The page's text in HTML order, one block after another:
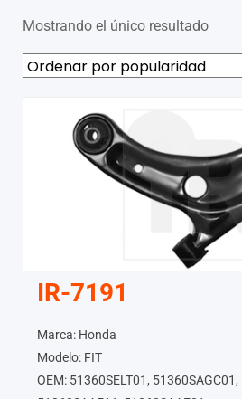
Mostrando el único resultado
IR-7191
Marca: Honda
Modelo: FIT
OEM: 51360SELT01,